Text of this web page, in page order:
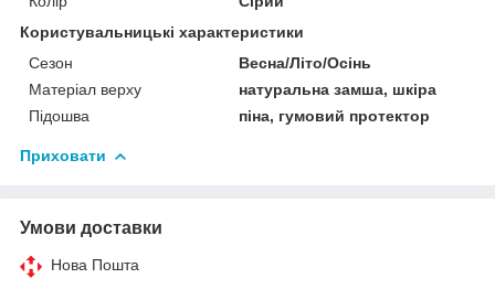
Користувальницькі характеристики
Сезон
Весна/Літо/Осінь
Матеріал верху
натуральна замша, шкіра
Підошва
піна, гумовий протектор
Приховати
Умови доставки
Нова Пошта